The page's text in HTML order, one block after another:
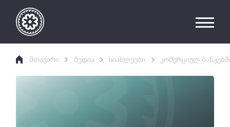
მთავარი მედია სიახლეები კომერციულ